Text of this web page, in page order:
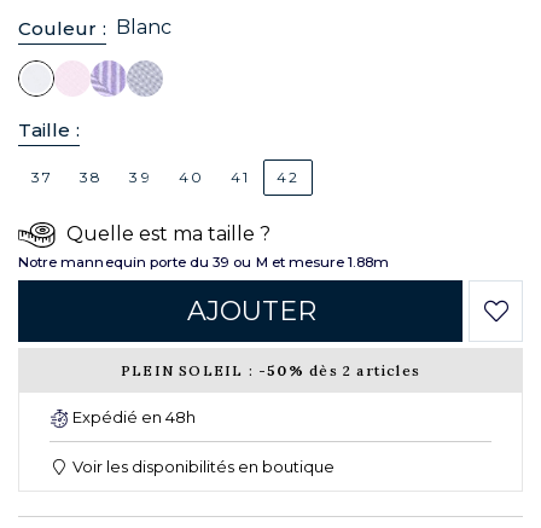
Couleur : Blanc
Taille :
37 38 39 40 41 42
Quelle est ma taille ?
Notre mannequin porte du 39 ou M et mesure 1.88m
AJOUTER
PLEIN SOLEIL : -50% dès 2 articles
Expédié en 48h
Voir les disponibilités en boutique